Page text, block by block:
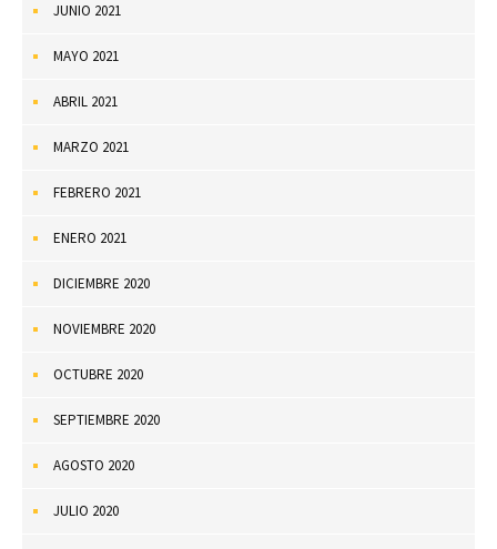
JUNIO 2021
MAYO 2021
ABRIL 2021
MARZO 2021
FEBRERO 2021
ENERO 2021
DICIEMBRE 2020
NOVIEMBRE 2020
OCTUBRE 2020
SEPTIEMBRE 2020
AGOSTO 2020
JULIO 2020